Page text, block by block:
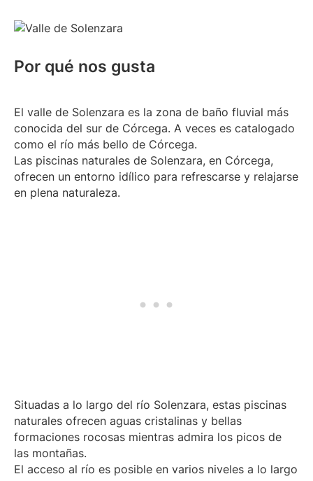
Por qué nos gusta
El valle de Solenzara es la zona de baño fluvial más
conocida del sur de Córcega. A veces es catalogado
como el río más bello de Córcega.
Las piscinas naturales de Solenzara, en Córcega,
ofrecen un entorno idílico para refrescarse y relajarse
en plena naturaleza.
Situadas a lo largo del río Solenzara, estas piscinas
naturales ofrecen aguas cristalinas y bellas
formaciones rocosas mientras admira los picos de
las montañas.
El acceso al río es posible en varios niveles a lo largo